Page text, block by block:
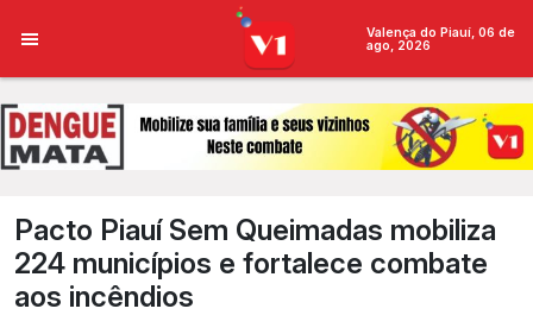
Valença do Piauí, 06 de
ago, 2026
Pacto Piauí Sem Queimadas mobiliza
224 municípios e fortalece combate
aos incêndios